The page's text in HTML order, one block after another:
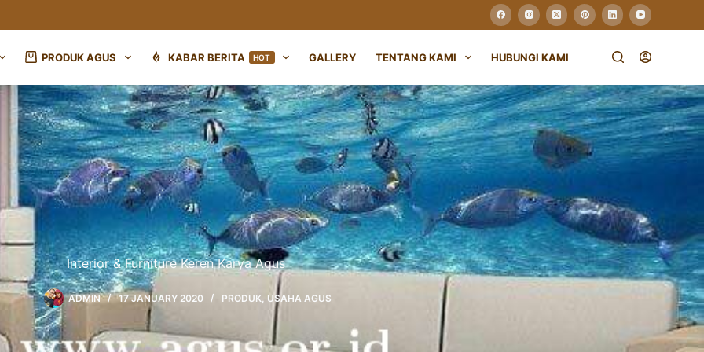
PRODUK AGUS KABAR BERITA HOT GALLERY TENTANG KAMI HUBUNGI KAMI
Interior & Furniture Keren Karya Agus
ADMIN 17 JANUARY 2020 PRODUK USAHA AGUS